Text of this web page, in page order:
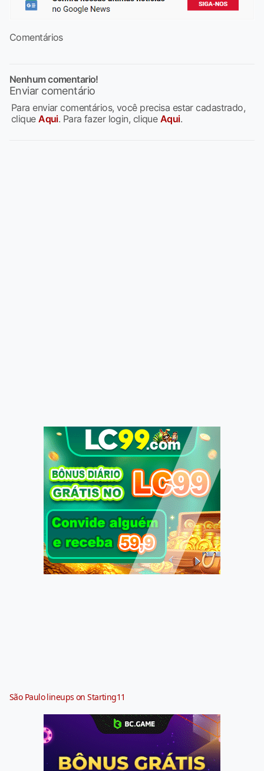
Comentários
Nenhum comentario!
Enviar comentário
Para enviar comentários, você precisa estar cadastrado,
cliqueAqui. Para fazer login, clique Aqui.
São Paulo lineups on Starting11